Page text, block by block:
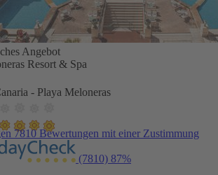
Angebot
Resort & Spa
- Playa Meloneras
7810 Bewertungen mit einer Zustimmung
(7810) 87%